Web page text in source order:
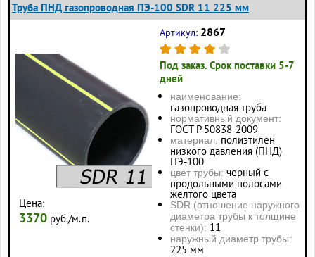
Труба ПНД газопроводная ПЭ-100 SDR 11 225 мм
Цена:
3370 руб./м.п.
Артикул: 2867
Под заказ. Срок поставки 5-7
дней
наименование:
газопроводная труба
нормативный документ:
ГОСТ Р 50838-2009
материал: полиэтилен
низкого давления (ПНД)
ПЭ-100
цвет трубы: черный с
продольными полосами
желтого цвета
SDR (отношение наружного
диаметра трубы к толщине
стенки): 11
наружный диаметр трубы:
225 мм